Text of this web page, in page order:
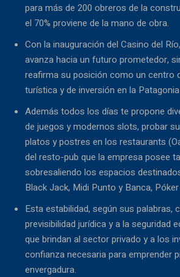
para más de 200 obreros de la
el 70% proviene de la mano de obra.
Con la inauguración del Casino del
avanza hacia un futuro prometedor,
reafirma su posición como un centro
turística y de inversión en la
Además todos los días te propone
de juegos y modernos slots, probar
platos y postres en los restaurants
del resto-pub que la empresa posee
sobresaliendo los espacios
Black Jack, Midi Punto y Banca,
Esta estabilidad, según sus palabras,
previsibilidad jurídica y a la seguridad
que brindan al sector privado y a los
confianza necesaria para emprender
envergadura.